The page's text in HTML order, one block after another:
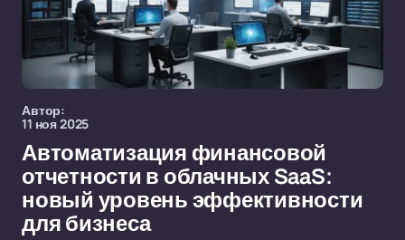
Автор:
11 ноя 2025
Автоматизация финансовой
отчетности в облачных SaaS:
новый уровень эффективности
для бизнеса